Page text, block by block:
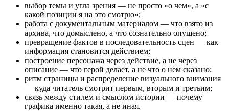
выбор темы и угла зрения — не просто «о чем», а «с
какой позиции я на это смотрю»;
работа с документальным материалом — что взято из
архива, что домыслено, а что сознательно опущено;
превращение фактов в последовательность сцен — как
информация становится действием;
построение персонажа через действие, а не через
описание — что герой делает, а не что о нем сказано;
ритм страницы и распределение визуального внимания
— куда читатель смотрит первым, вторым и третьим;
связь между стилем и смыслом истории — почему
графика именно такая, а не иная.